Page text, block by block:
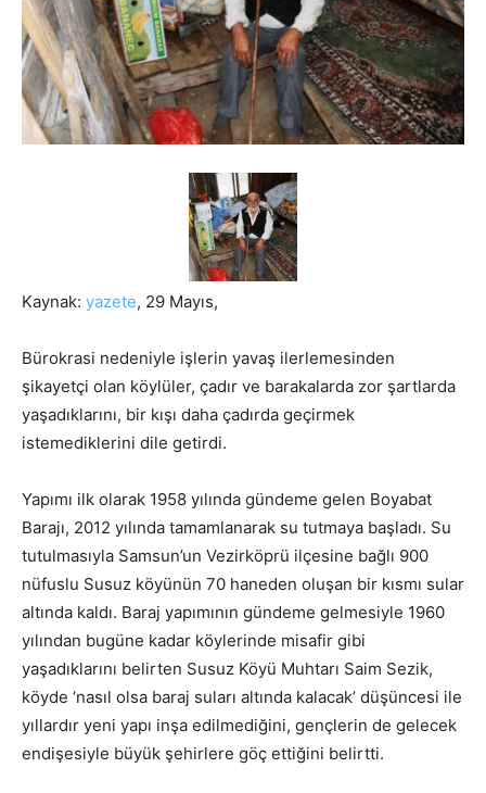
Kaynak: yazete, 29 Mayıs,
Bürokrasi nedeniyle işlerin yavaş ilerlemesinden
şikayetçi olan köylüler, çadır ve barakalarda zor şartlarda
yaşadıklarını, bir kışı daha çadırda geçirmek
istemediklerini dile getirdi.
Yapımı ilk olarak 1958 yılında gündeme gelen Boyabat
Barajı, 2012 yılında tamamlanarak su tutmaya başladı. Su
tutulmasıyla Samsun’un Vezirköprü ilçesine bağlı 900
nüfuslu Susuz köyünün 70 haneden oluşan bir kısmı sular
altında kaldı. Baraj yapımının gündeme gelmesiyle 1960
yılından bugüne kadar köylerinde misafir gibi
yaşadıklarını belirten Susuz Köyü Muhtarı Saim Sezik,
köyde ‘nasıl olsa baraj suları altında kalacak’ düşüncesi ile
yıllardır yeni yapı inşa edilmediğini, gençlerin de gelecek
endişesiyle büyük şehirlere göç ettiğini belirtti.